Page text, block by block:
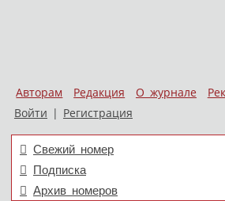
Авторам Редакция О журнале
Войти | Регистрация
Свежий номер
Подписка
Архив номеров